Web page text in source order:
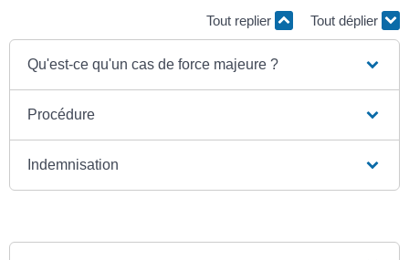
Tout replier Tout déplier
Qu'est-ce qu'un cas de force majeure ?
Procédure
Indemnisation